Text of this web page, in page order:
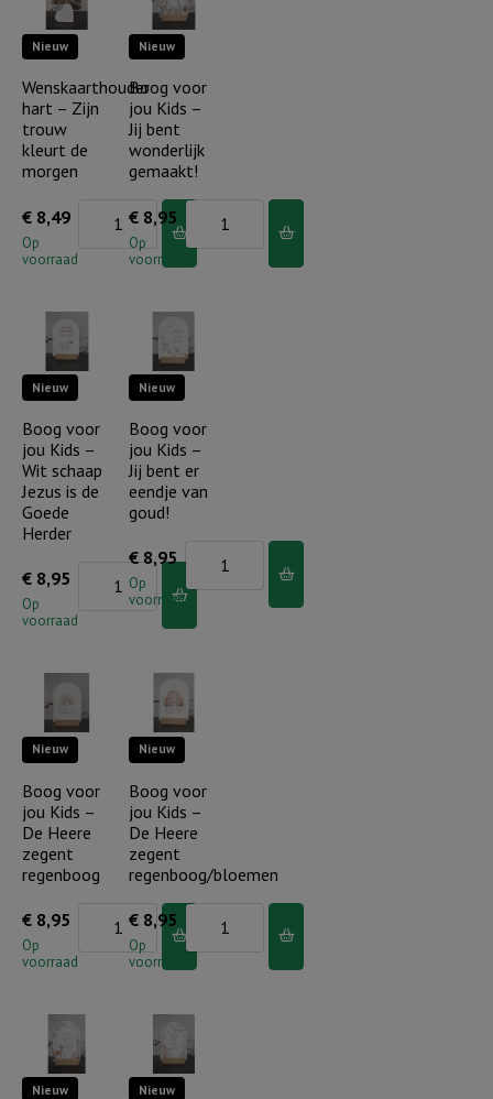
aantal
Hem
Nieuw
Wenskaarthouder
hart – Zijn
trouw
kleurt de
morgen
€ 8,49
Op
voorraad
Wenskaarthouder
kleurt
morgen
aantal
Nieuw
Boog voor
jou Kids –
Jij bent
wonderlijk
gemaakt!
€ 8,95
Op
voorraad
voor
jou
Jij
wonderlijk
gemaakt!
aantal
Nieuw
Boog voor
jou Kids –
Wit schaap
Jezus is de
Goede
Herder
€ 8,95
Op
voorraad
Wit
Jezus
is
de
Goede
aantal
Nieuw
Boog voor
jou Kids –
Jij bent er
eendje van
goud!
€ 8,95
Op
voorraad
voor
-
Jij
bent
er
eendje
van
aantal
Nieuw
Boog voor
jou Kids –
De Heere
zegent
regenboog
€ 8,95
Op
voorraad
De
Nieuw
Boog voor
jou Kids –
De Heere
zegent
regenboog/bloemen
€ 8,95
Op
voorraad
voor
jou
De
Nieuw Nieuw